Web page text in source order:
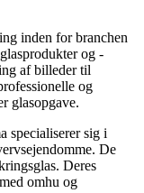
inden for branchen
og -
af billeder til
og
glasopgave.
specialiserer sig i
De
Deres
omhu og